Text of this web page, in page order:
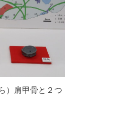
）肩甲骨と２つ